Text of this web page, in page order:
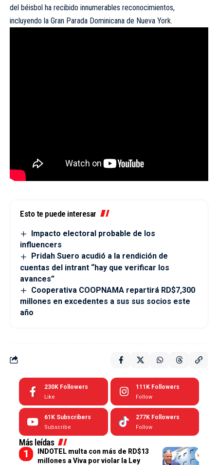
del béisbol ha recibido innumerables reconocimientos,
incluyendo la Gran Parada Dominicana de Nueva York.
Esto te puede interesar
Impacto electoral probable de los
influencers
Pridah Suero acudió a la rendición de
cuentas del intrant “hay que verificar los
avances”
Cooperativa COOPNAMA repartirá RD$7,300
millones en excedentes a sus sus socios este
año
230K Followers
Like
111K Followers
Follow
61K Subscribers
Subscribe
277K Followers
Follow
Más leídas
INDOTEL multa con más de RD$13
millones a Viva por violar la Ley